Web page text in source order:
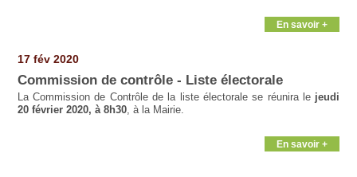
En savoir +
17 fév 2020
Commission de contrôle - Liste électorale
La Commission de Contrôle de la liste électorale se réunira le jeudi
20 février 2020, à 8h30, à la Mairie.
En savoir +